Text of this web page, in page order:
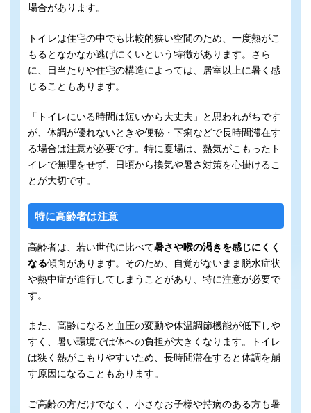
場合があります。
トイレは住宅の中でも比較的狭い空間のため、一度熱がこ
もるとなかなか逃げにくいという特徴があります。さら
に、日当たりや住宅の構造によっては、居室以上に暑く感
じることもあります。
「トイレにいる時間は短いから大丈夫」と思われがちです
が、体調が優れないときや便秘・下痢などで長時間滞在す
る場合は注意が必要です。特に夏場は、熱気がこもったト
イレで無理をせず、日頃から換気や暑さ対策を心掛けるこ
とが大切です。
特に高齢者は注意
高齢者は、若い世代に比べて暑さや喉の渇きを感じにくく
なる傾向があります。そのため、自覚がないまま脱水症状
や熱中症が進行してしまうことがあり、特に注意が必要で
す。
また、高齢になると血圧の変動や体温調節機能が低下しや
すく、暑い環境では体への負担が大きくなります。トイレ
は狭く熱がこもりやすいため、長時間滞在すると体調を崩
す原因になることもあります。
ご高齢の方だけでなく、小さなお子様や持病のある方も暑